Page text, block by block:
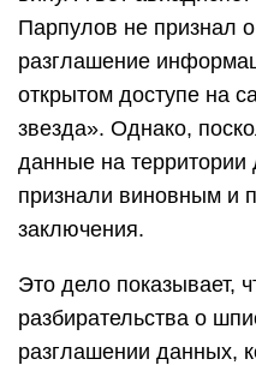
Парпулов не признал
разглашение
открытом доступе на
звезда». Однако,
данные на территории
признали виновным и
заключения.
Это дело показывает,
разбирательства о
разглашении данных,